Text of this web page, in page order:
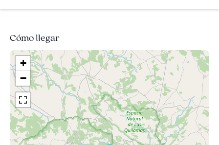
Cómo llegar
+
−